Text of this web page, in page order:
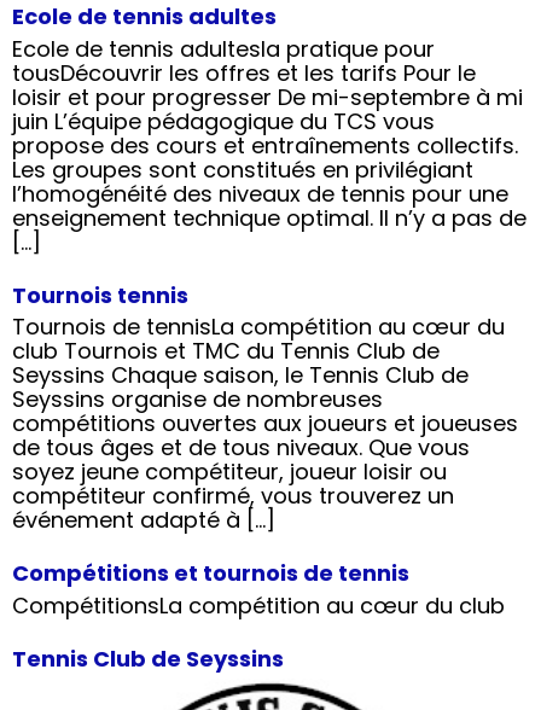
Ecole de tennis adultes
Ecole de tennis adultesla pratique pour
tousDécouvrir les offres et les tarifs Pour le
loisir et pour progresser De mi-septembre à mi
juin L’équipe pédagogique du TCS vous
propose des cours et entraînements collectifs.
Les groupes sont constitués en privilégiant
l’homogénéité des niveaux de tennis pour une
enseignement technique optimal. Il n’y a pas de
[…]
Tournois tennis
Tournois de tennisLa compétition au cœur du
club Tournois et TMC du Tennis Club de
Seyssins Chaque saison, le Tennis Club de
Seyssins organise de nombreuses
compétitions ouvertes aux joueurs et joueuses
de tous âges et de tous niveaux. Que vous
soyez jeune compétiteur, joueur loisir ou
compétiteur confirmé, vous trouverez un
événement adapté à […]
Compétitions et tournois de tennis
CompétitionsLa compétition au cœur du club
Tennis Club de Seyssins